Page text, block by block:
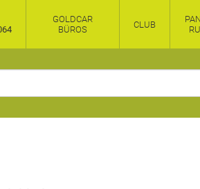
GOLDCAR
BÜROS
CLUB